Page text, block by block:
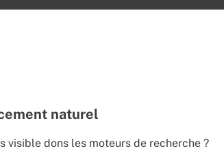
naturel
visible dons les moteurs de recherche ?